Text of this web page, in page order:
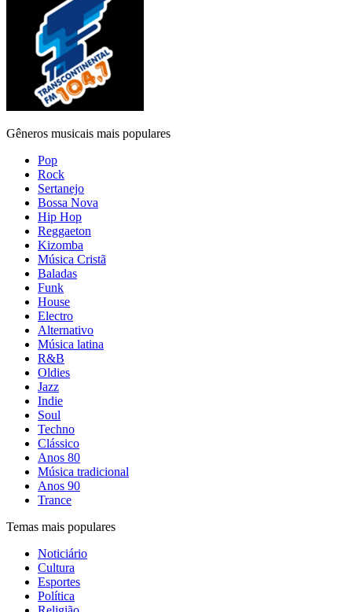
Gêneros musicais mais populares
Pop
Rock
Sertanejo
Bossa Nova
Hip Hop
Reggaeton
Kizomba
Música Cristã
Baladas
Funk
House
Electro
Alternativo
Música latina
R&B
Oldies
Jazz
Indie
Soul
Techno
Clássico
Anos 80
Música tradicional
Anos 90
Trance
Temas mais populares
Noticiário
Cultura
Esportes
Política